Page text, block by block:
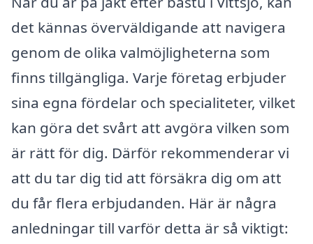
det kännas överväldigande att navigera
genom de olika valmöjligheterna som
finns tillgängliga. Varje företag erbjuder
sina egna fördelar och specialiteter, vilket
kan göra det svårt att avgöra vilken som
är rätt för dig. Därför rekommenderar vi
att du tar dig tid att försäkra dig om att
du får flera erbjudanden. Här är några
anledningar till varför detta är så viktigt: